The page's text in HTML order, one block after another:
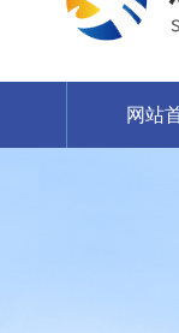
网站